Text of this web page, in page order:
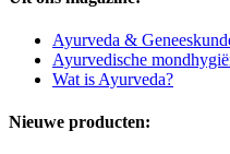
Ayurveda &
Ayurvedische
Wat is Ayurveda?
Nieuwe producten: